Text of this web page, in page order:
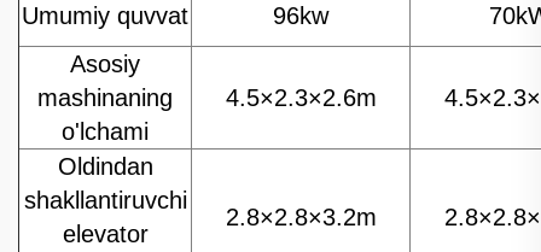
Umumiy quvvat 96kw
Asosiy
mashinaning
o'lchami
4.5×2.3×2.6m
Oldindan
shakllantiruvchi
elevator
2.8×2.8×3.2m